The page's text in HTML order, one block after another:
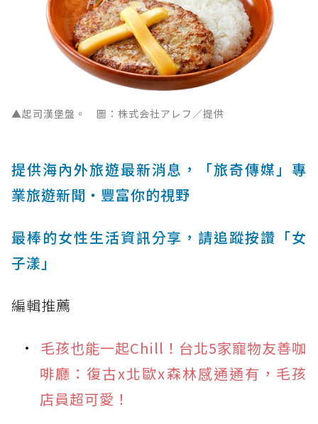
▲起司漢堡盤。 圖：株式会社アレフ／提供
提供海內外旅遊最新消息，「旅奇傳媒」專
業旅遊新聞‧豐富你的視野
最棒的女性生活資訊分享，請追蹤按讚「女
子漾」
編輯推薦
毛孩也能一起Chill！台北5家寵物友善咖
啡廳：復古x北歐x森林感通通有，毛孩
店員超可愛！